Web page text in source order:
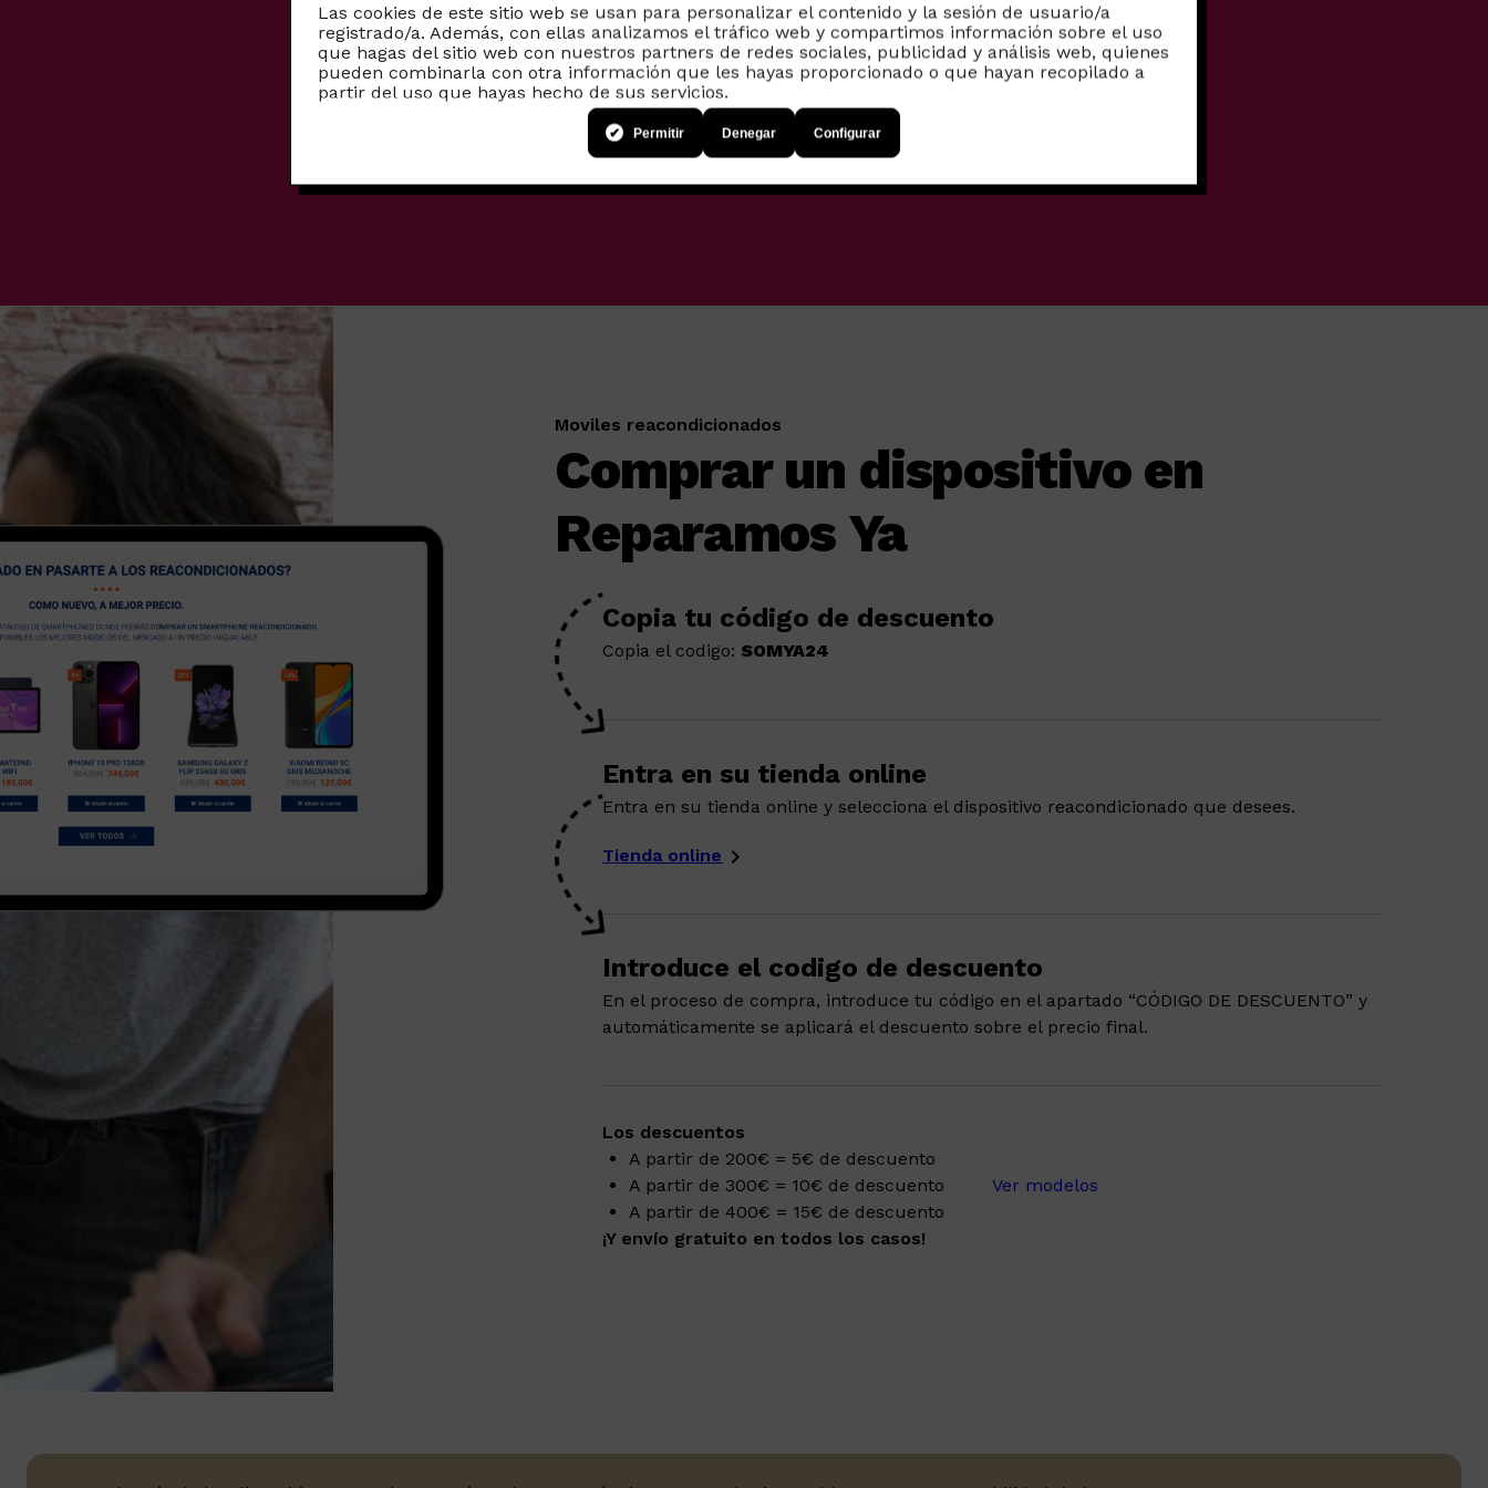
Las cookies de este sitio web se usan para personalizar el contenido y la sesión de usuario/a
registrado/a. Además, con ellas analizamos el tráfico web y compartimos información sobre el uso
que hagas del sitio web con nuestros partners de redes sociales, publicidad y análisis web, quienes
pueden combinarla con otra información que les hayas proporcionado o que hayan recopilado a
partir del uso que hayas hecho de sus servicios.
Permitir Denegar Configurar
Moviles reacondicionados
Comprar un dispositivo en
Reparamos Ya
Copia tu código de descuento
Copia el codigo: SOMYA24
Entra en su tienda online
Entra en su tienda online y selecciona el dispositivo reacondicionado que desees.
Tienda online
Introduce el codigo de descuento
En el proceso de compra, introduce tu código en el apartado “CÓDIGO DE DESCUENTO” y
automáticamente se aplicará el descuento sobre el precio final.
Los descuentos
A partir de 200€ = 5€ de descuento
A partir de 300€ = 10€ de descuento
A partir de 400€ = 15€ de descuento
¡Y envío gratuito en todos los casos!
Ver modelos